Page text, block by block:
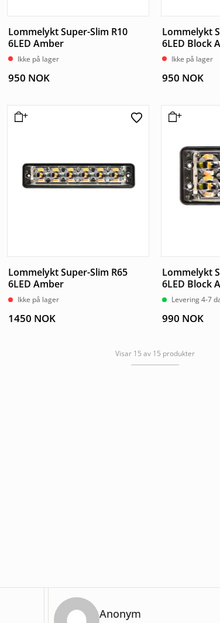
Lommelykt Super-Slim R10
6LED Amber
Ikke på lager
950 NOK
Lommelykt
6LED Block
Ikke på lager
950 NOK
Lommelykt Super-Slim R65
6LED Amber
Ikke på lager
1450 NOK
Lommelykt
6LED Block
Levering 4-7
990 NOK
Visar 15 av 15 produkter
Anonym